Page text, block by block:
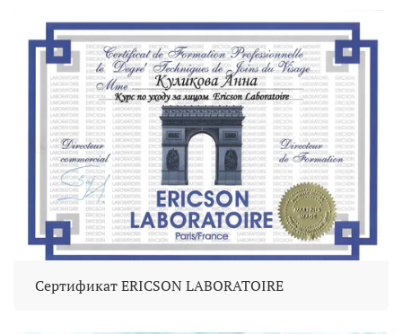
Сертификат ERICSON LABORATOIRE